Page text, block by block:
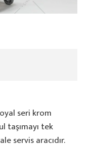
seri krom
taşımayı tek
servis aracıdır.